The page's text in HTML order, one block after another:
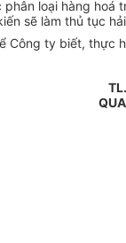
loại hàng hoá
sẽ làm thủ tục
Công ty biết, thực